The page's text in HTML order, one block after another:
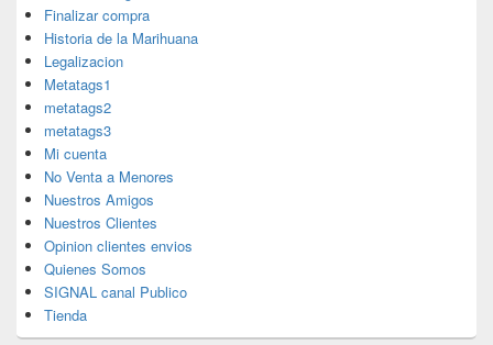
Finalizar compra
Historia de la Marihuana
Legalizacion
Metatags1
metatags2
metatags3
Mi cuenta
No Venta a Menores
Nuestros Amigos
Nuestros Clientes
Opinion clientes envios
Quienes Somos
SIGNAL canal Publico
Tienda